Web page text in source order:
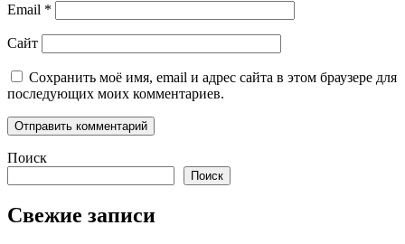
Email *
Сайт
Сохранить моё имя, email и адрес сайта в этом браузере для
последующих моих комментариев.
Поиск
Поиск
Свежие записи